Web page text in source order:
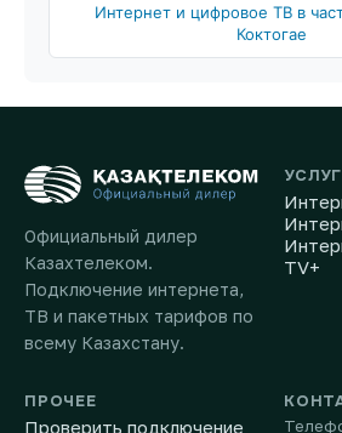
Интернет и цифровое ТВ в
Коктогае
Официальный дилер
Казахтелеком.
Подключение интернета,
ТВ и пакетных тарифов по
всему Казахстану.
TV+
ПРОЧЕЕ
Проверить подключение